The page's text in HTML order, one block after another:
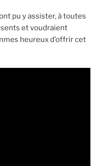
pu y assister, à toutes
et voudraient
heureux d’offrir cet